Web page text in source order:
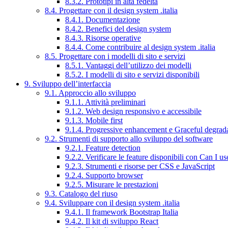
8.4. Progettare con il design system .italia
8.4.1. Documentazione
8.4.2. Benefici del design system
8.4.3. Risorse operative
8.4.4. Come contribuire al design system .italia
8.5. Progettare con i modelli di sito e servizi
8.5.1. Vantaggi dell’utilizzo dei modelli
8.5.2. I modelli di sito e servizi disponibili
9. Sviluppo dell’interfaccia
9.1. Approccio allo sviluppo
9.1.1. Attività preliminari
9.1.2. Web design responsivo e accessibile
9.1.3. Mobile first
9.1.4. Progressive enhancement e Graceful
9.2. Strumenti di supporto allo sviluppo del software
9.2.1. Feature detection
9.2.2. Verificare le feature disponibili con Can I
9.2.3. Strumenti e risorse per CSS e JavaScript
9.2.4. Supporto browser
9.2.5. Misurare le prestazioni
9.3. Catalogo del riuso
9.4. Sviluppare con il design system .italia
9.4.1. Il framework Bootstrap Italia
9.4.2. Il kit di sviluppo React